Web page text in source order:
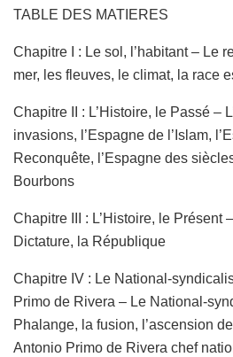
TABLE DES MATIERES
Chapitre I : Le sol, l’habitant – Le
mer, les fleuves, le climat, la race
Chapitre II : L’Histoire, le Passé –
invasions, l’Espagne de l’Islam,
Reconquête, l’Espagne des
Bourbons
Chapitre III : L’Histoire, le Présent
Dictature, la République
Chapitre IV : Le National-
Primo de Rivera – Le National-
Phalange, la fusion, l’ascension
Antonio Primo de Rivera chef